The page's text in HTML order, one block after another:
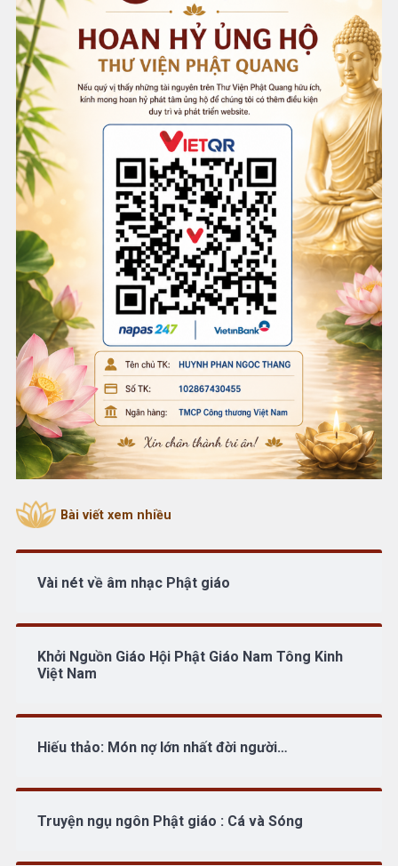
Bài viết xem nhiều
Vài nét về âm nhạc Phật giáo
Khởi Nguồn Giáo Hội Phật Giáo Nam Tông Kinh
Việt Nam
Hiếu thảo: Món nợ lớn nhất đời người…
Truyện ngụ ngôn Phật giáo : Cá và Sóng